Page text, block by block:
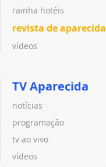
rainha hotéis
revista de aparecida
vídeos
TV Aparecida
notícias
programação
tv ao vivo
vídeos